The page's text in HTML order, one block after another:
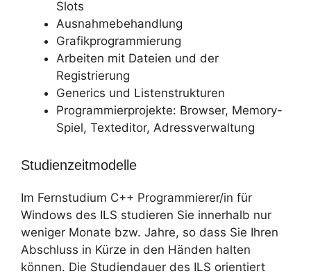
Slots
Ausnahmebehandlung
Grafikprogrammierung
Arbeiten mit Dateien und der
Registrierung
Generics und Listenstrukturen
Programmierprojekte: Browser, Memory-
Spiel, Texteditor, Adressverwaltung
Studienzeitmodelle
Im Fernstudium C++ Programmierer/in für
Windows des ILS studieren Sie innerhalb nur
weniger Monate bzw. Jahre, so dass Sie Ihren
Abschluss in Kürze in den Händen halten
können. Die Studiendauer des ILS orientiert